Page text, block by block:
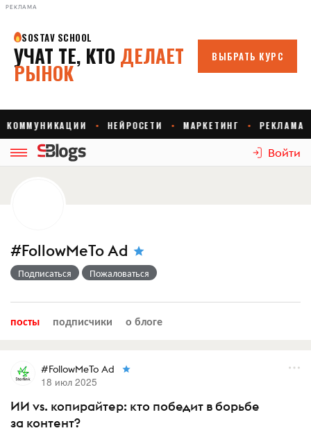
РЕКЛАМА
Войти
#FollowMeTo Ad
Подписаться Пожаловаться
посты подписчики о блоге
#FollowMeTo Ad
18 июл 2025
ИИ vs. копирайтер: кто победит в борьбе
за контент?